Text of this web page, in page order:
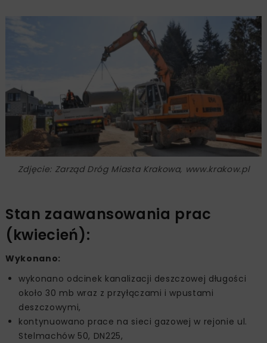
Zdjęcie: Zarząd Dróg Miasta Krakowa, www.krakow.pl
Stan zaawansowania prac
(kwiecień):
Wykonano:
wykonano odcinek kanalizacji deszczowej długości
około 30 mb wraz z przyłączami i wpustami
deszczowymi,
kontynuowano prace na sieci gazowej w rejonie ul.
Stelmachów 50, DN225,